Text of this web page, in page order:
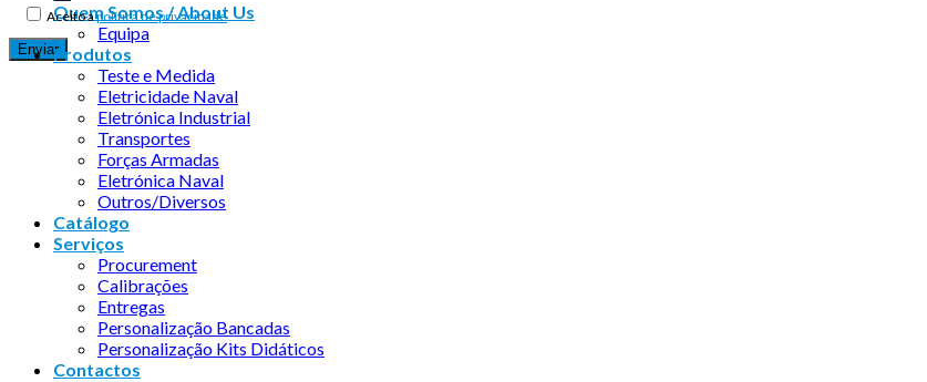
Aceito apolítica de privacidade
Quem Somos / About Us
Equipa
Produtos
Teste e Medida
Eletricidade Naval
Eletrónica Industrial
Transportes
Forças Armadas
Eletrónica Naval
Outros/Diversos
Catálogo
Serviços
Procurement
Calibrações
Entregas
Personalização Bancadas
Personalização Kits Didáticos
Contactos